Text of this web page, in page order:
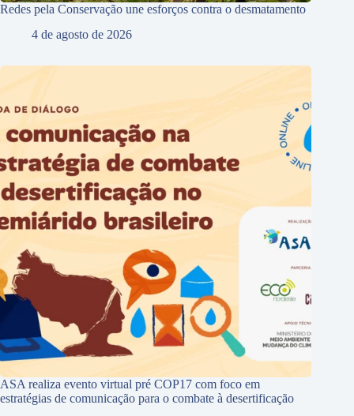
Redes pela Conservação une esforços contra o desmatamento
4 de agosto de 2026
ASA realiza evento virtual pré COP17 com foco em
estratégias de comunicação para o combate à desertificação